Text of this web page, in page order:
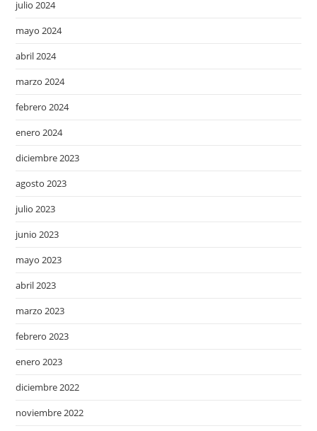
julio 2024
mayo 2024
abril 2024
marzo 2024
febrero 2024
enero 2024
diciembre 2023
agosto 2023
julio 2023
junio 2023
mayo 2023
abril 2023
marzo 2023
febrero 2023
enero 2023
diciembre 2022
noviembre 2022